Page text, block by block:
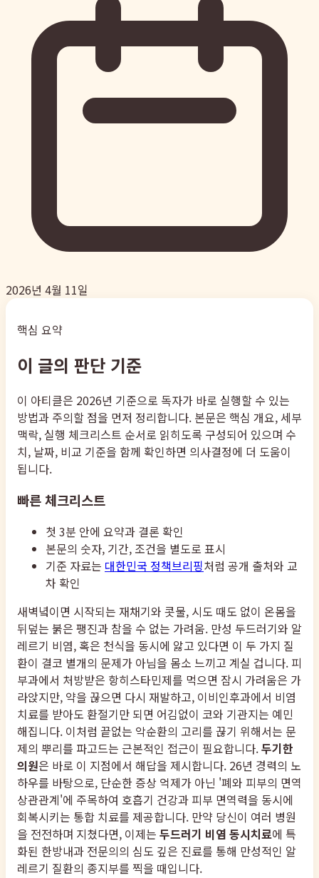
2026년 4월 11일
핵심 요약
이 글의 판단 기준
이 아티클은 2026년 기준으로 독자가 바로 실행할 수 있는
방법과 주의할 점을 먼저 정리합니다. 본문은 핵심 개요, 세부
맥락, 실행 체크리스트 순서로 읽히도록 구성되어 있으며 수
치, 날짜, 비교 기준을 함께 확인하면 의사결정에 더 도움이
됩니다.
빠른 체크리스트
첫 3분 안에 요약과 결론 확인
본문의 숫자, 기간, 조건을 별도로 표시
기준 자료는 대한민국 정책브리핑처럼 공개 출처와 교
차 확인
새벽녘이면 시작되는 재채기와 콧물, 시도 때도 없이 온몸을
뒤덮는 붉은 팽진과 참을 수 없는 가려움. 만성 두드러기와 알
레르기 비염, 혹은 천식을 동시에 앓고 있다면 이 두 가지 질
환이 결코 별개의 문제가 아님을 몸소 느끼고 계실 겁니다. 피
부과에서 처방받은 항히스타민제를 먹으면 잠시 가려움은 가
라앉지만, 약을 끊으면 다시 재발하고, 이비인후과에서 비염
치료를 받아도 환절기만 되면 어김없이 코와 기관지는 예민
해집니다. 이처럼 끝없는 악순환의 고리를 끊기 위해서는 문
제의 뿌리를 파고드는 근본적인 접근이 필요합니다.두기한
의원은 바로 이 지점에서 해답을 제시합니다. 26년 경력의 노
하우를 바탕으로, 단순한 증상 억제가 아닌 '폐와 피부의 면역
상관관계'에 주목하여 호흡기 건강과 피부 면역력을 동시에
회복시키는 통합 치료를 제공합니다. 만약 당신이 여러 병원
을 전전하며 지쳤다면, 이제는 두드러기 비염 동시치료에 특
화된 한방내과 전문의의 심도 깊은 진료를 통해 만성적인 알
레르기 질환의 종지부를 찍을 때입니다.